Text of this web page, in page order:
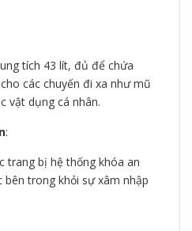
tích 43 lít, đủ để chứa
các chuyến đi xa như mũ
vật dụng cá nhân.
:
trang bị hệ thống khóa an
trong khỏi sự xâm nhập